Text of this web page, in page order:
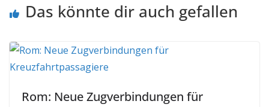
Das könnte dir auch gefallen
Rom: Neue Zugverbindungen für